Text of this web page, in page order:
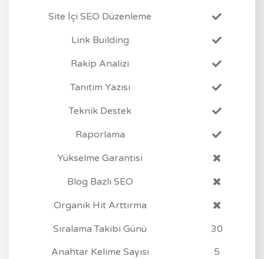
Site İçi SEO Düzenleme
Link Building
Rakip Analizi
Tanıtım Yazısı
Teknik Destek
Raporlama
Yükselme Garantisi
Blog Bazlı SEO
Organik Hit Arttırma
Sıralama Takibi Günü
30
Anahtar Kelime Sayısı
5